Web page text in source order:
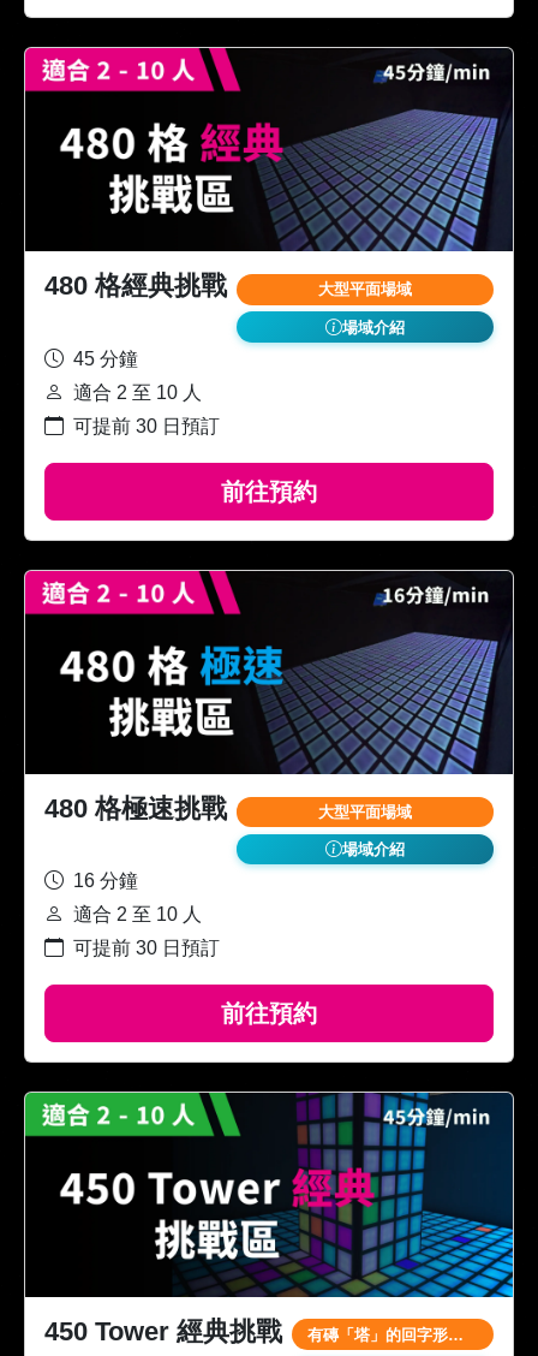
480 格經典挑戰 大型平面場域
場域介紹
45 分鐘
適合 2 至 10 人
可提前 30 日預訂
前往預約
480 格極速挑戰 大型平面場域
場域介紹
16 分鐘
適合 2 至 10 人
可提前 30 日預訂
前往預約
450 Tower 經典挑戰 有磚「塔」的回字形場域 手腳併用